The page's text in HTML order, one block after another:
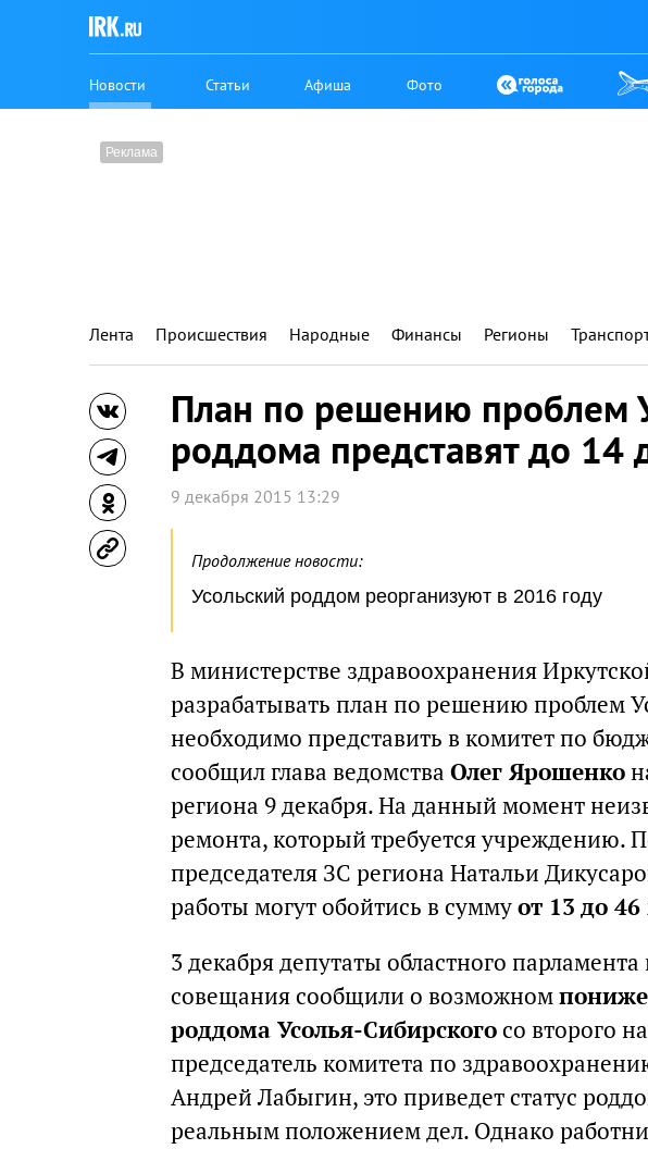
Новости Статьи Афиша Фото
Лента Происшествия Народные Финансы Регионы
План по решению проблем
роддома представят до 14
9 декабря 2015 13:29
Продолжение новости:
Усольский роддом реорганизуют в 2016 году
В министерстве здравоохранения
разрабатывать план по решению проблем
необходимо представить в комитет по
сообщил глава ведомства Олег Ярошенко
региона 9 декабря. На данный момент
ремонта, который требуется учреждению.
председателя ЗС региона Натальи
работы могут обойтись в суммуот 13 до
3 декабря депутаты областного
совещания сообщили о возможном
роддома Усолья-Сибирскогосо второго
председатель комитета по
Андрей Лабыгин, это приведет статус
реальным положением дел. Однако